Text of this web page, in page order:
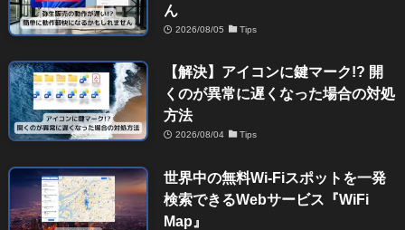
ん
2026/08/05 Tips
【解決】アイコンに鍵マーク!? 開
くのが異常に遅くなった場合の対処
方法
2026/08/04 Tips
世界中の無料Wi-Fiスポットを一発
検索できるWebサービス『WiFi
Map』